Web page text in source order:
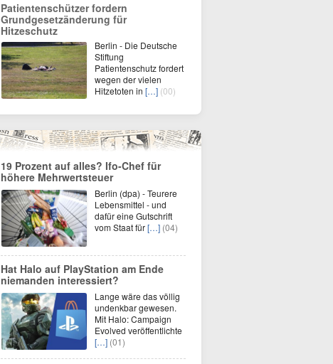
Patientenschützer fordern
Grundgesetzänderung für
Hitzeschutz
Berlin - Die Deutsche
Stiftung
Patientenschutz fordert
wegen der vielen
Hitzetoten in […] (00)
19 Prozent auf alles? Ifo-Chef für
höhere Mehrwertsteuer
Berlin (dpa) - Teurere
Lebensmittel - und
dafür eine Gutschrift
vom Staat für[…] (04)
Hat Halo auf PlayStation am Ende
niemanden interessiert?
Lange wäre das völlig
undenkbar gewesen.
Mit Halo: Campaign
Evolved veröffentlichte
[…] (01)